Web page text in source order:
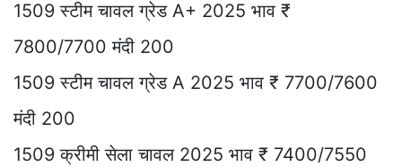
1509 स्टीम चावल ग्रेड A+ 2025 भाव ₹
7800/7700 मंदी 200
1509 स्टीम चावल ग्रेड A 2025 भाव ₹ 7700/7600
मंदी 200
1509 क्रीमी सेला चावल 2025 भाव ₹ 7400/7550